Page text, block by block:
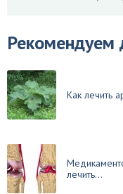
Рекомендуем
Как лечить
лечить...